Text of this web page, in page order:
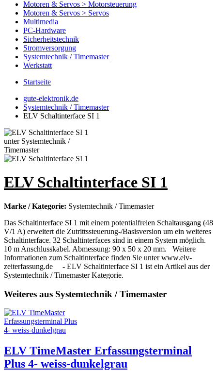
Motoren & Servos > Motorsteuerung
Motoren & Servos > Servos
Multimedia
PC-Hardware
Sicherheitstechnik
Stromversorgung
Systemtechnik / Timemaster
Werkstatt
Startseite
gute-elektronik.de
Systemtechnik / Timemaster
ELV Schaltinterface SI 1
ELV Schaltinterface SI 1
Marke / Kategorie: Systemtechnik / Timemaster
Das Schaltinterface SI 1 mit einem potentialfreien Schaltausgang (48
V/1 A) erweitert die Zutrittssteuerung-/Basisversion um ein weiteres
Schaltinterface. 32 Schaltinterfaces sind in einem System möglich.
10 m Anschlusskabel. Abmessung: 90 x 50 x 20 mm. Weitere
Informationen zum Schaltinterface finden Sie unter www.elv-
zeiterfassung.de - ELV Schaltinterface SI 1 ist ein Artikel aus der
Systemtechnik / Timemaster Kategorie.
Weiteres aus Systemtechnik / Timemaster
ELV TimeMaster Erfassungsterminal
Plus 4- weiss-dunkelgrau